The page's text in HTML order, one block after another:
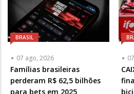
BRASIL
07 ago, 2026
Famílias brasileiras
perderam R$ 62,5 bilhões
para bets em 2025